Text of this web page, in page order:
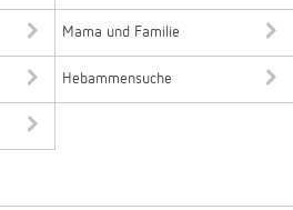
Mama und Familie
Hebammensuche